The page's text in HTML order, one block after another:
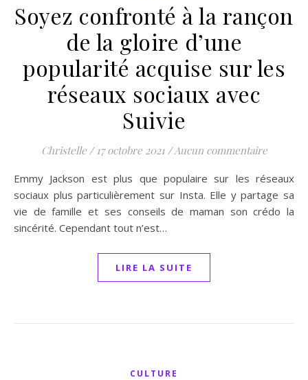
Soyez confronté à la rançon
de la gloire d’une
popularité acquise sur les
réseaux sociaux avec
Suivie
Christelle / 17 octobre 2021 /Aucun commentaire
Emmy Jackson est plus que populaire sur les réseaux
sociaux plus particulièrement sur Insta. Elle y partage sa
vie de famille et ses conseils de maman son crédo la
sincérité. Cependant tout n’est…
LIRE LA SUITE
CULTURE